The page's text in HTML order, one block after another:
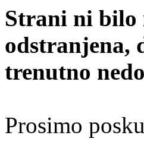
Strani ni bilo
odstranjena,
trenutno
Prosimo